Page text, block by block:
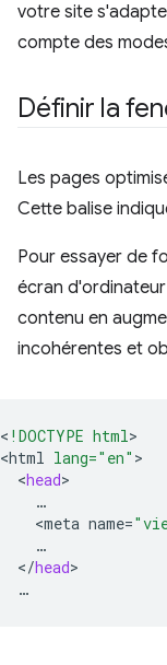
votre site
compte des
Définir la
Les pages
Cette balise
Pour essayer de
écran
contenu en
incohérentes et
< !DOCTYPE html>
<html lang="en"
<head
<meta name=
</head